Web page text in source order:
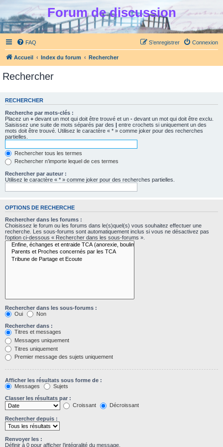
Forum de discussion
FAQ Connexion
S’enregistrer
Accueil Index du forum Rechercher
Rechercher
RECHERCHER
Recherche par mots-clés :
Placez un + devant un mot qui doit être trouvé et un - devant un mot qui doit être exclu.
Saisissez une suite de mots séparés par des | entre crochets si uniquement un des
mots doit être trouvé. Utilisez le caractère « * » comme joker pour des recherches
partielles.
Rechercher tous les termes
Rechercher n’importe lequel de ces termes
Rechercher par auteur :
Utilisez le caractère « * » comme joker pour des recherches partielles.
OPTIONS DE RECHERCHE
Rechercher dans les forums :
Choisissez le forum ou les forums dans le(s)quel(s) vous souhaitez effectuer une
recherche. Les sous-forums sont automatiquement inclus si vous ne désactivez pas
l’option ci-dessous « Rechercher dans les sous-forums ».
Rechercher dans les sous-forums :
Oui
Non
Rechercher dans :
Titres et messages
Messages uniquement
Titres uniquement
Premier message des sujets uniquement
Afficher les résultats sous forme de :
Messages
Sujets
Classer les résultats par :
Croissant
Décroissant
Rechercher depuis :
Renvoyer les :
Définir à 0 pour afficher l’intégralité du message.